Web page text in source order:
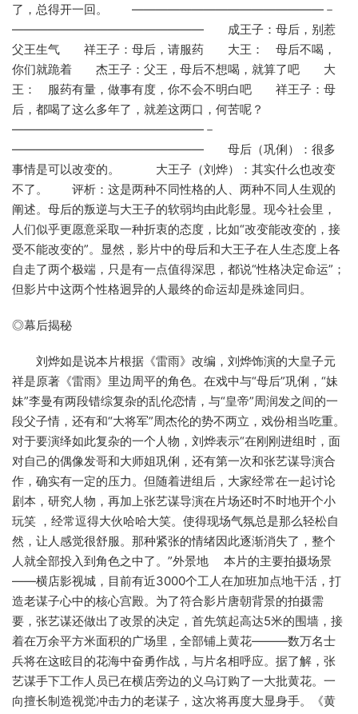
了，总得开一回。 ————————————————－
———————————————— 成王子：母后，别惹
父王生气 祥王子：母后，请服药 大王： 母后不喝，
你们就跪着 杰王子：父王，母后不想喝，就算了吧 大
王： 服药有量，做事有度，你不会不明白吧 祥王子：母
后，都喝了这么多年了，就差这两口，何苦呢？
————————————————－
———————————————— 母后（巩俐）：很多
事情是可以改变的。 大王子（刘烨）：其实什么也改变
不了。 评析：这是两种不同性格的人、两种不同人生观的
阐述。母后的叛逆与大王子的软弱均由此彰显。现今社会里，
人们似乎更愿意采取一种折衷的态度，比如“改变能改变的，接
受不能改变的”。显然，影片中的母后和大王子在人生态度上各
自走了两个极端，只是有一点值得深思，都说“性格决定命运”；
但影片中这两个性格迥异的人最终的命运却是殊途同归。
◎幕后揭秘
刘烨如是说本片根据《雷雨》改编，刘烨饰演的大皇子元
祥是原著《雷雨》里边周平的角色。在戏中与“母后”巩俐，“妹
妹”李曼有两段错综复杂的乱伦恋情，与“皇帝”周润发之间的一
段父子情，还有和“大将军”周杰伦的势不两立，戏份相当吃重。
对于要演绎如此复杂的一个人物，刘烨表示“在刚刚进组时，面
对自己的偶像发哥和大师姐巩俐，还有第一次和张艺谋导演合
作，确实有一定的压力。但随着进组后，大家经常在一起讨论
剧本，研究人物，再加上张艺谋导演在片场还时不时地开个小
玩笑 ，经常逗得大伙哈哈大笑。使得现场气氛总是那么轻松自
然，让人感觉很舒服。那种紧张的情绪因此逐渐消失了，整个
人就全部投入到角色之中了。”外景地 本片的主要拍摄场景
——横店影视城，目前有近3000个工人在加班加点地干活，打
造老谋子心中的核心宫殿。为了符合影片唐朝背景的拍摄需
要，张艺谋还做出了改景的决定，首先筑起高达5米的围墙，接
着在万余平方米面积的广场里，全部铺上黄花———数万名士
兵将在这眩目的花海中奋勇作战，与片名相呼应。据了解，张
艺谋手下工作人员已在横店旁边的义乌订购了一大批黄花。一
向擅长制造视觉冲击力的老谋子，这次将再度大显身手。《黄